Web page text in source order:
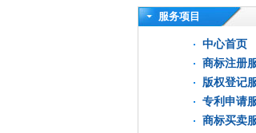
高新技术企业认定审计|
服务项目
中心首页
商标注册
版权登记
专利申请
商标买卖